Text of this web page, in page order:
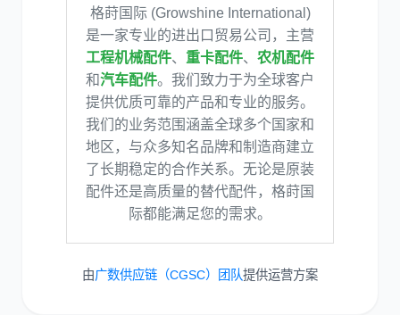
格莳国际 (Growshine International)
是一家专业的进出口贸易公司，主营
工程机械配件、 重卡配件、 农机配件
和汽车配件。我们致力于为全球客户
提供优质可靠的产品和专业的服务。
我们的业务范围涵盖全球多个国家和
地区，与众多知名品牌和制造商建立
了长期稳定的合作关系。无论是原装
配件还是高质量的替代配件，格莳国
际都能满足您的需求。
由广数供应链（CGSC）团队提供运营方案